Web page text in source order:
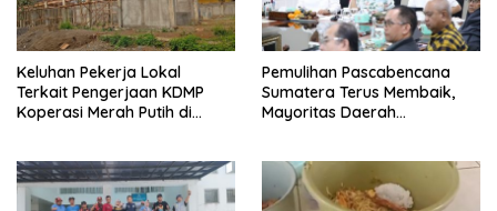
Keluhan Pekerja Lokal
Terkait Pengerjaan KDMP
Koperasi Merah Putih di
Pemulihan Pascabencana
Sumatera Terus Membaik,
Mayoritas Daerah